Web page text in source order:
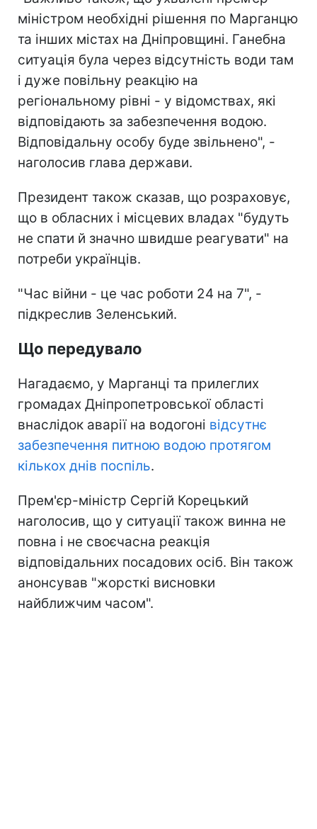
міністром необхідні рішення по Марганцю
та інших містах на Дніпровщині. Ганебна
ситуація була через відсутність води там
і дуже повільну реакцію на
регіональному рівні - у відомствах, які
відповідають за забезпечення водою.
Відповідальну особу буде звільнено", -
наголосив глава держави.
Президент також сказав, що розраховує,
що в обласних і місцевих владах "будуть
не спати й значно швидше реагувати" на
потреби українців.
"Час війни - це час роботи 24 на 7", -
підкреслив Зеленський.
Що передувало
Нагадаємо, у Марганці та прилеглих
громадах Дніпропетровської області
внаслідок аварії на водогоні відсутнє
забезпечення питною водою протягом
кількох днів поспіль.
Прем'єр-міністр Сергій Корецький
наголосив, що у ситуації також винна не
повна і не своєчасна реакція
відповідальних посадових осіб. Він також
анонсував "жорсткі висновки
найближчим часом".